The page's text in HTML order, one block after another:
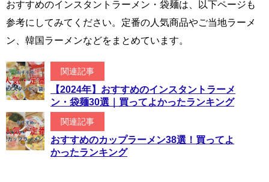
おすすめのインスタントラーメン・袋麺は、以下ページも
参考にしてみてください。定番の人気商品やご当地ラーメ
ン、韓国ラーメンなどをまとめています。
関連記事
【2024年】おすすめのインスタントラーメ
ン・袋麺30選｜買ってよかったランキング
関連記事
おすすめのカップラーメン38選！買ってよ
かったランキング